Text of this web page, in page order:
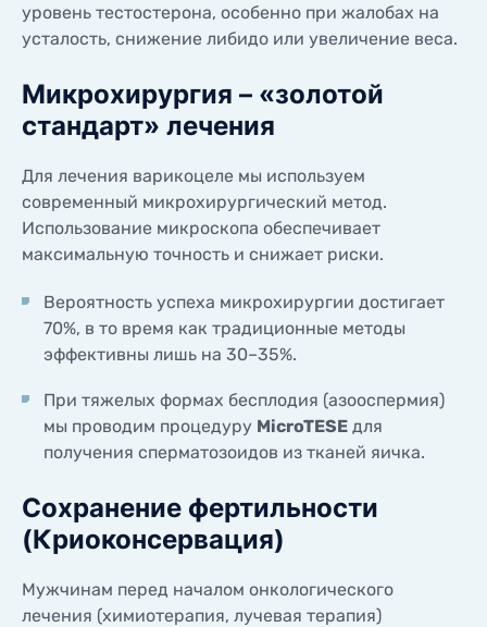
уровень тестостерона, особенно при жалобах на
усталость, снижение либидо или увеличение веса.
Микрохирургия – «золотой
стандарт» лечения
Для лечения варикоцеле мы используем
современный микрохирургический метод.
Использование микроскопа обеспечивает
максимальную точность и снижает риски.
Вероятность успеха микрохирургии достигает
70%, в то время как традиционные методы
эффективны лишь на 30–35%.
При тяжелых формах бесплодия (азооспермия)
мы проводим процедуру MicroTESE для
получения сперматозоидов из тканей яичка.
Сохранение фертильности
(Криоконсервация)
Мужчинам перед началом онкологического
лечения (химиотерапия, лучевая терапия)